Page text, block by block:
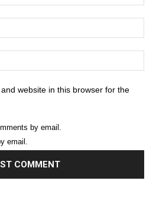
website in this browser for the
by email.
email.